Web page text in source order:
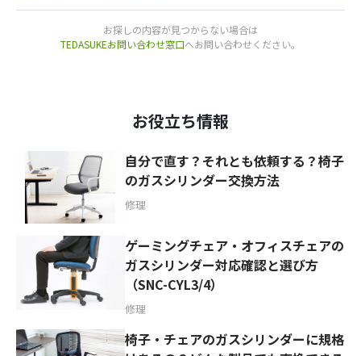
お探しの内容が見つからない場合は
TEDASUKEお問い合わせ窓口へお問い合わせください。
お役立ち情報
自分で直す？それとも依頼する？椅子
のガスシリンダー交換方法
修理
ゲーミングチェア・オフィスチェアの
ガスシリンダー対応確認と選び方
（SNC-CYL3/4）
修理
椅子・チェアのガスシリンダーに規格